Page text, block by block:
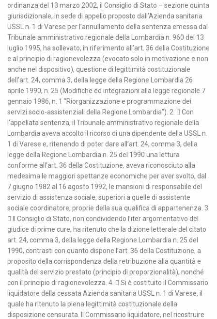
ordinanza del 13 marzo 2002, il Consiglio di Stato – sezione quinta
giurisdizionale, in sede di appello proposto dall’Azienda sanitaria
USSL n. 1 di Varese per l’annullamento della sentenza emessa dal
Tribunale amministrativo regionale della Lombardia n. 960 del 13
luglio 1995, ha sollevato, in riferimento all’art. 36 della Costituzione
e al principio di ragionevolezza (evocato solo in motivazione e non
anche nel dispositivo), questione di legittimità costituzionale
dell’art. 24, comma 3, della legge della Regione Lombardia 26
aprile 1990, n. 25 (Modifiche ed integrazioni alla legge regionale 7
gennaio 1986, n. 1 "Riorganizzazione e programmazione dei
servizi socio-assistenziali della Regione Lombardia"). 2.  Con
l’appellata sentenza, il Tribunale amministrativo regionale della
Lombardia aveva accolto il ricorso di una dipendente della USSL n.
1 di Varese e, ritenendo di poter dare all’art. 24, comma 3, della
legge della Regione Lombardia n. 25 del 1990 una lettura
conforme all’art. 36 della Costituzione, aveva riconosciuto alla
medesima le maggiori spettanze economiche per aver svolto, dal
7 giugno 1982 al 16 agosto 1992, le mansioni di responsabile del
servizio di assistenza sociale, superiori a quelle di assistente
sociale coordinatore, proprie della sua qualifica di appartenenza. 3.
 Il Consiglio di Stato, non condividendo l’iter argomentativo del
giudice di prime cure, ha ritenuto che la dizione letterale del citato
art. 24, comma 3, della legge della Regione Lombardia n. 25 del
1990, contrasti con quanto dispone l’art. 36 della Costituzione, a
proposito della corrispondenza della retribuzione alla quantità e
qualità del servizio prestato (principio di proporzionalità), nonché
con il principio di ragionevolezza. 4.  Si è costituito il Commissario
liquidatore della cessata Azienda sanitaria USSL n. 1 di Varese, il
quale ha ritenuto la piena legittimità costituzionale della
disposizione censurata. Il Commissario liquidatore, nel ricostruire